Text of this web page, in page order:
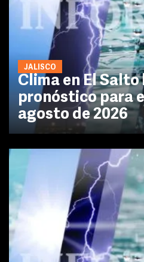
JALISCO
Clima en El Salto
pronóstico para
agosto de 2026